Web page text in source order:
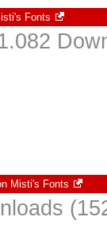
Fonts
Misti's Fonts